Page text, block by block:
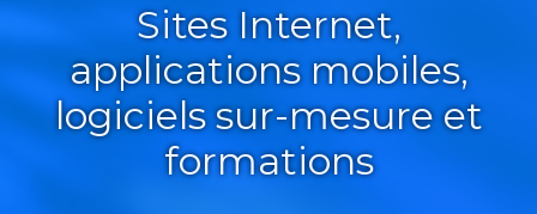
Sites Internet,
applications mobiles,
logiciels sur-mesure et
formations